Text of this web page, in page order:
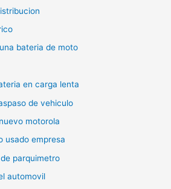
bateria de moto
en carga lenta
de vehiculo
motorola
usado empresa
parquimetro
automovil